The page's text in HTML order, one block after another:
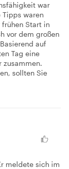
war
Tipps waren
Start in
vor dem großen
auf
Tag eine
zusammen.
sollten Sie
meldete sich im